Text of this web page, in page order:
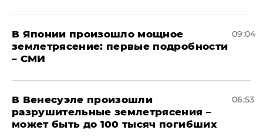
В Японии произошло мощное
землетрясение: первые подробности
– СМИ
09:04
В Венесуэле произошли
разрушительные землетрясения –
может быть до 100 тысяч погибших
06:53